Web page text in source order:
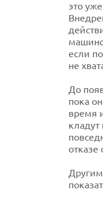
это
если
не
До
пока
время